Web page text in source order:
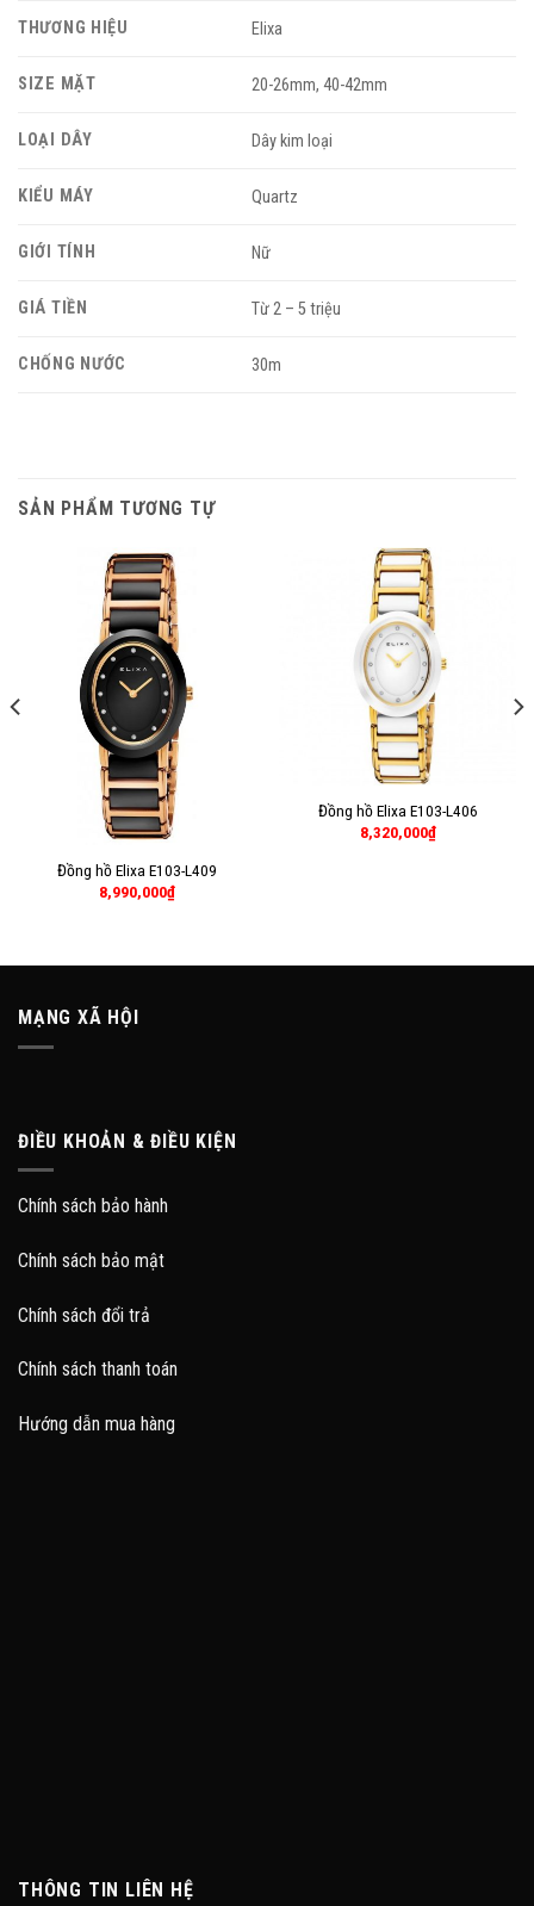
THƯƠNG HIỆU Elixa
SIZE MẶT 20-26mm, 40-42mm
LOẠI DÂY Dây kim loại
KIỂU MÁY Quartz
GIỚI TÍNH Nữ
GIÁ TIỀN Từ 2 – 5 triệu
CHỐNG NƯỚC 30m
SẢN PHẨM TƯƠNG TỰ
Đồng hồ Elixa E103-L409
8,990,000₫
Đồng hồ Elixa E103-L406
8,320,000₫
MẠNG XÃ HỘI
ĐIỀU KHOẢN & ĐIỀU KIỆN
Chính sách bảo hành
Chính sách bảo mật
Chính sách đổi trả
Chính sách thanh toán
Hướng dẫn mua hàng
THÔNG TIN LIÊN HỆ